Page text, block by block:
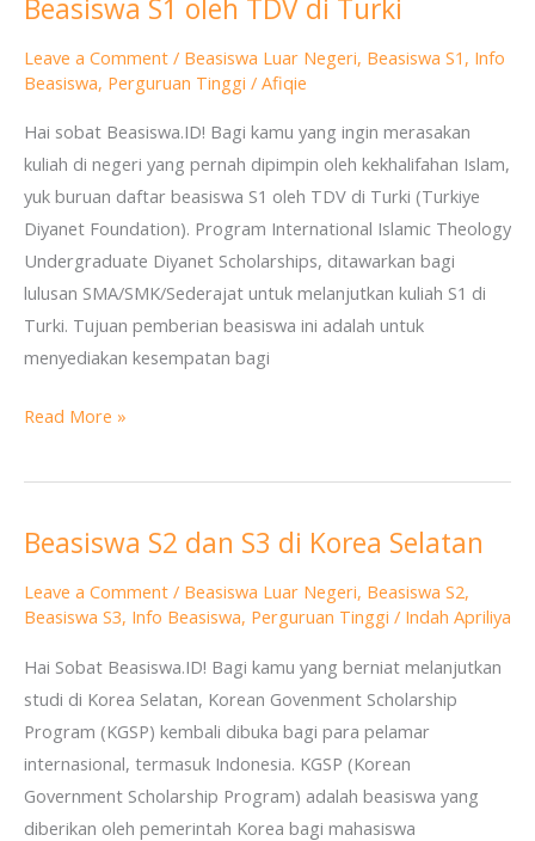
Beasiswa S1 oleh TDV di Turki
Leave a Comment / Beasiswa Luar Negeri, Beasiswa S1 , Info
Beasiswa, Perguruan Tinggi / Afiqie
Hai sobat Beasiswa.ID! Bagi kamu yang ingin merasakan
kuliah di negeri yang pernah dipimpin oleh kekhalifahan Islam,
yuk buruan daftar beasiswa S1 oleh TDV di Turki (Turkiye
Diyanet Foundation). Program International Islamic Theology
Undergraduate Diyanet Scholarships, ditawarkan bagi
lulusan SMA/SMK/Sederajat untuk melanjutkan kuliah S1 di
Turki. Tujuan pemberian beasiswa ini adalah untuk
menyediakan kesempatan bagi
Beasiswa
oleh
di
Turki
Read More »
Beasiswa S2 dan S3 di Korea Selatan
Leave a Comment / Beasiswa Luar Negeri, Beasiswa S2,
Beasiswa S3, Info Beasiswa, Perguruan Tinggi / Indah Apriliya
Hai Sobat Beasiswa.ID! Bagi kamu yang berniat melanjutkan
studi di Korea Selatan, Korean Govenment Scholarship
Program (KGSP) kembali dibuka bagi para pelamar
internasional, termasuk Indonesia. KGSP (Korean
Government Scholarship Program) adalah beasiswa yang
diberikan oleh pemerintah Korea bagi mahasiswa
Beasiswa
dan
di
Korea
Selatan